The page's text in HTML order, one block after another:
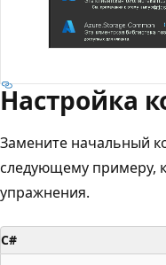
Настройка
Замените начальный
следующему примеру,
упражнения.
C#